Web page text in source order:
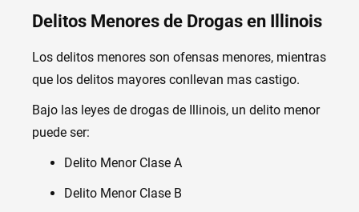
Delitos Menores de Drogas en Illinois
Los delitos menores son ofensas menores, mientras
que los delitos mayores conllevan mas castigo.
Bajo las leyes de drogas de Illinois, un delito menor
puede ser:
Delito Menor Clase A
Delito Menor Clase B